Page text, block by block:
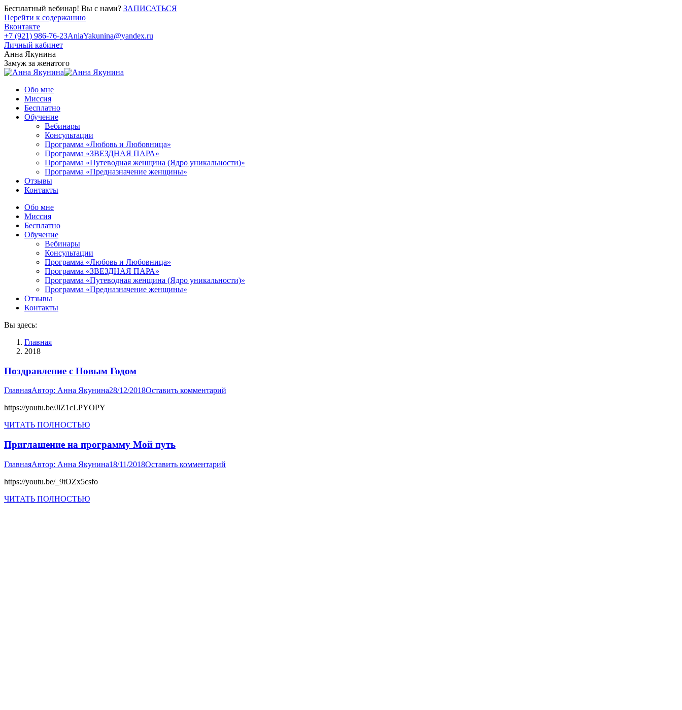
Бесплатный вебинар! Вы с нами? ЗАПИСАТЬСЯ
Перейти к содержанию
Вконтакте
+7 (921) 986-76-23AniaYakunina@yandex.ru
Личный кабинет
Анна Якунина
Замуж за женатого
Обо мне
Миссия
Бесплатно
Обучение
Вебинары
Консультации
Программа «Любовь и Любовница»
Программа «ЗВЕЗДНАЯ ПАРА»
Программа «Путеводная женщина (Ядро уникальности)»
Программа «Предназначение женщины»
Отзывы
Контакты
Обо мне
Миссия
Бесплатно
Обучение
Вебинары
Консультации
Программа «Любовь и Любовница»
Программа «ЗВЕЗДНАЯ ПАРА»
Программа «Путеводная женщина (Ядро уникальности)»
Программа «Предназначение женщины»
Отзывы
Контакты
Вы здесь:
Главная
2018
Поздравление с Новым Годом
ГлавнаяАвтор: Анна Якунина28/12/2018Оставить комментарий
https://youtu.be/JlZ1cLPYOPY
ЧИТАТЬ ПОЛНОСТЬЮ
Приглашение на программу Мой путь
ГлавнаяАвтор: Анна Якунина18/11/2018Оставить комментарий
https://youtu.be/_9tOZx5csfo
ЧИТАТЬ ПОЛНОСТЬЮ